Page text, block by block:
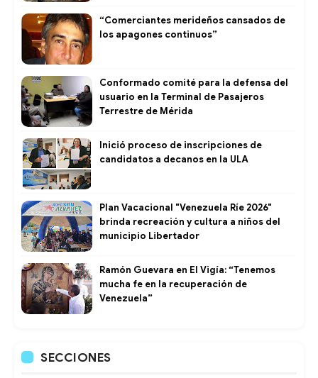
“Comerciantes merideños cansados de
los apagones continuos”
Conformado comité para la defensa del
usuario en la Terminal de Pasajeros
Terrestre de Mérida
Inició proceso de inscripciones de
candidatos a decanos en la ULA
Plan Vacacional "Venezuela Ríe 2026"
brinda recreación y cultura a niños del
municipio Libertador
Ramón Guevara en El Vigía: “Tenemos
mucha fe en la recuperación de
Venezuela”
SECCIONES